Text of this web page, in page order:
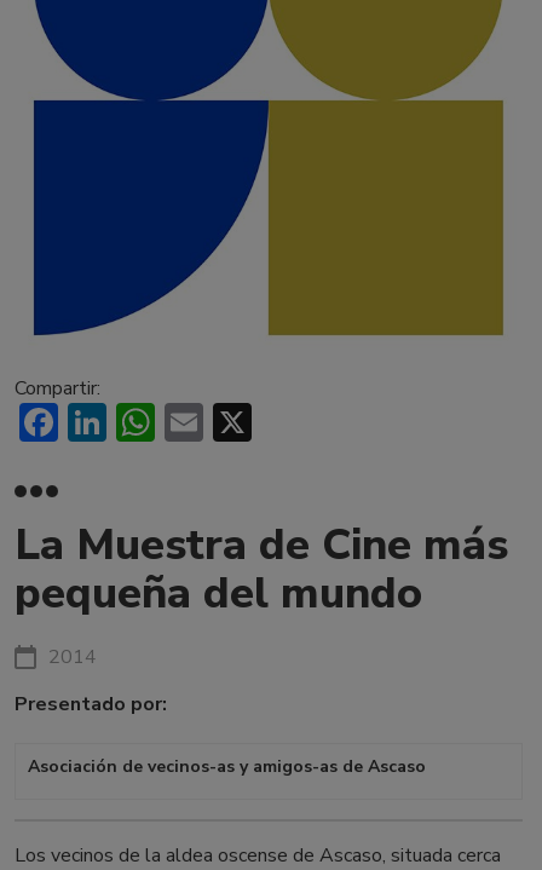
Compartir:
Facebook
LinkedIn
WhatsApp
Email
La Muestra de Cine más
pequeña del mundo
2014
Presentado por:
Asociación de vecinos-as y amigos-as de Ascaso
Los vecinos de la aldea oscense de Ascaso, situada cerca